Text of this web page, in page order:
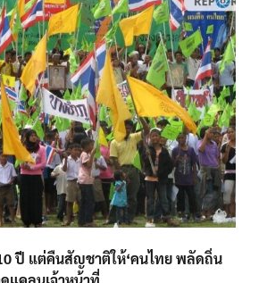
ปี แต่คืนสัญชาติให้‘คนไทย พลัดถิ่น